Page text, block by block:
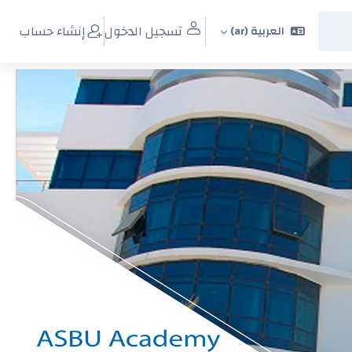
العربية ‎(ar)‎ تسجيل الدخول إنشاء حساب